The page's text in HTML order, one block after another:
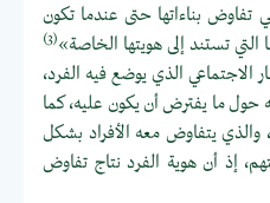
تفاوض بناءاتها حتى عندما تكون
تستند إلى هويتها الخاصة»(3)
الاجتماعي الذي يوضع فيه الفرد،
حول ما يفترض أن يكون عليه، كما
والذي يتفاوض معه الأفراد بشكل
إذ أن هوية الفرد نتاج تفاوض